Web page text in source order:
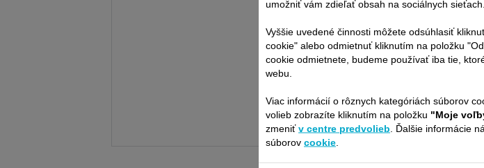
CENA OPRAVY -
ROWENTA
Presná suma bez
nepríjemných prekvapení! O 6
mesiacov dlhšia záruka
Kúpiť
umožniť vám zdieľať obsah na sociálnych sieťach.
Vyššie uvedené činnosti môžete odsúhlasiť
cookie" alebo odmietnuť kliknutím na položku
cookie odmietnete, budeme používať iba tie,
webu.
Viac informácií o rôznych kategóriách súborov
volieb zobrazíte kliknutím na položku "Moje
zmeniťv centre predvolieb . Ďalšie informácie
súborov cookie